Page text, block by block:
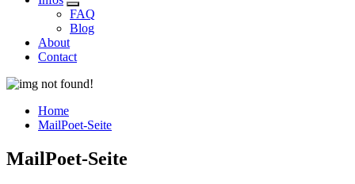
FAQ
Blog
About
Contact
Home
MailPoet-Seite
MailPoet-Seite